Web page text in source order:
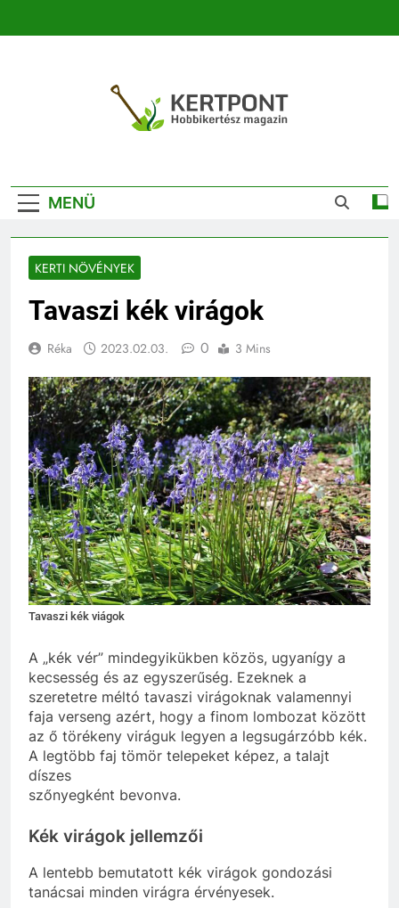
Kertészeti
Magazin |
Növénykereső És
Növényhatározó
MENÜ
KERTI NÖVÉNYEK
Tavaszi kék virágok
Réka 2023.02.03. 0 3 Mins
Tavaszi kék viágok
A „kék vér” mindegyikükben közös, ugyanígy a
kecsesség és az egyszerűség. Ezeknek a
szeretetre méltó tavaszi virágoknak valamennyi
faja verseng azért, hogy a finom lombozat között
az ő törékeny viráguk legyen a legsugárzóbb kék.
A legtöbb faj tömör telepeket képez, a talajt
díszes
szőnyegként bevonva.
Kék virágok jellemzői
A lentebb bemutatott kék virágok gondozási
tanácsai minden virágra érvényesek.